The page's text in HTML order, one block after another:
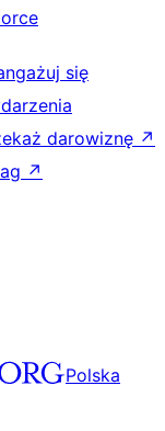
się
darowiznę ↗
↗
Polska